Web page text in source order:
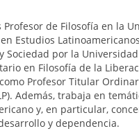
Profesor de Filosofía en la
Estudios
Sociedad por la
en Filosofía de la
como Profesor Titular
Además, trabaja en
y, en particular,
y dependencia.